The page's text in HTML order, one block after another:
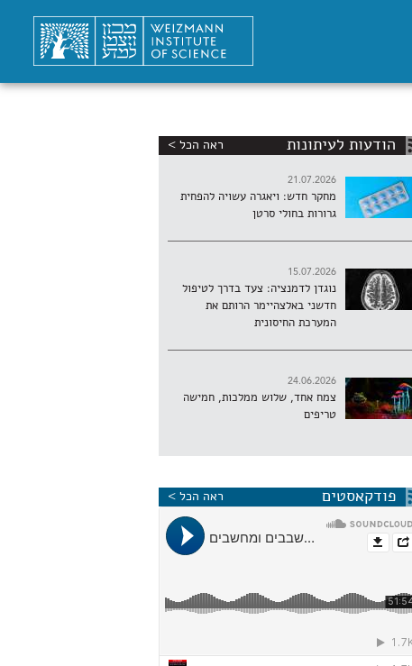
הודעות לעיתונות ראה הכל >
21.07.2026
מחקר חדש: ויאגרה עשויה להפחית
גרורות בחולי סרטן
15.07.2026
נוגדן לדמנציה: צעד בדרך לטיפול
חדשני באלצהיימר הרותם את
המערכת החיסונית
24.06.2026
צמח אחד, שלוש ממלכות, חמישה
טריפים
פודקאסטים ראה הכל >